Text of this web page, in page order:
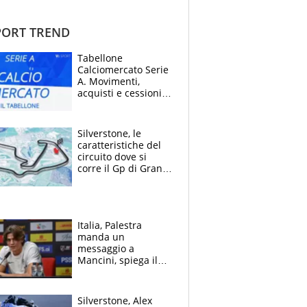
TREND
Tabellone
Calciomercato Serie
A. Movimenti,
acquisti e cessioni:
Silverstone, le
caratteristiche del
circuito dove si
corre il Gp di Gran
Italia, Palestra
manda un
messaggio a
Mancini, spiega il
l'alleanza con
Silverstone, Alex